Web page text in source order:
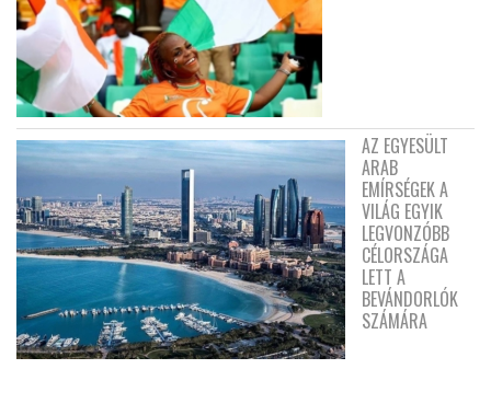
AZ EGYESÜLT
ARAB
EMÍRSÉGEK A
VILÁG EGYIK
LEGVONZÓBB
CÉLORSZÁGA
LETT A
BEVÁNDORLÓK
SZÁMÁRA